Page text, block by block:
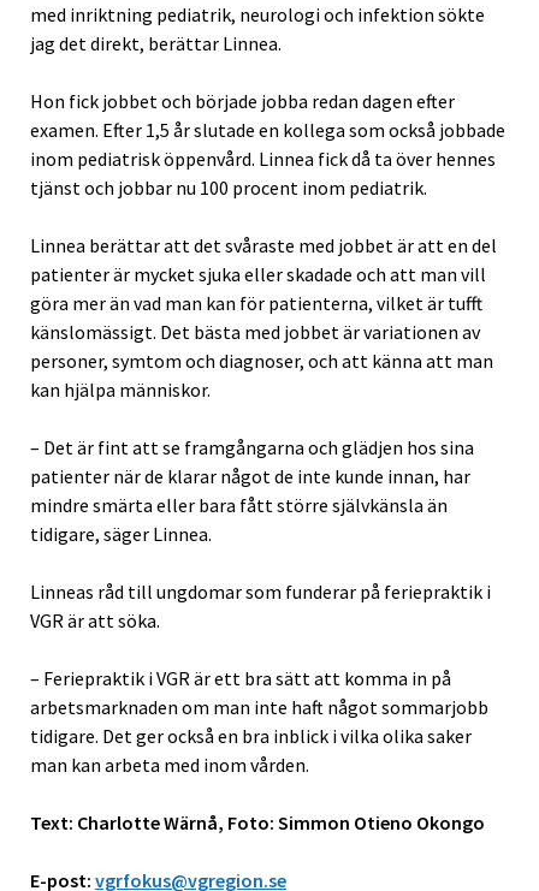
med inriktning pediatrik, neurologi och infektion sökte
jag det direkt, berättar Linnea.
Hon fick jobbet och började jobba redan dagen efter
examen. Efter 1,5 år slutade en kollega som också jobbade
inom pediatrisk öppenvård. Linnea fick då ta över hennes
tjänst och jobbar nu 100 procent inom pediatrik.
Linnea berättar att det svåraste med jobbet är att en del
patienter är mycket sjuka eller skadade och att man vill
göra mer än vad man kan för patienterna, vilket är tufft
känslomässigt. Det bästa med jobbet är variationen av
personer, symtom och diagnoser, och att känna att man
kan hjälpa människor.
– Det är fint att se framgångarna och glädjen hos sina
patienter när de klarar något de inte kunde innan, har
mindre smärta eller bara fått större självkänsla än
tidigare, säger Linnea.
Linneas råd till ungdomar som funderar på feriepraktik i
VGR är att söka.
– Feriepraktik i VGR är ett bra sätt att komma in på
arbetsmarknaden om man inte haft något sommarjobb
tidigare. Det ger också en bra inblick i vilka olika saker
man kan arbeta med inom vården.
Text: Charlotte Wärnå, Foto: Simmon Otieno Okongo
E-post: vgrfokus@vgregion.se